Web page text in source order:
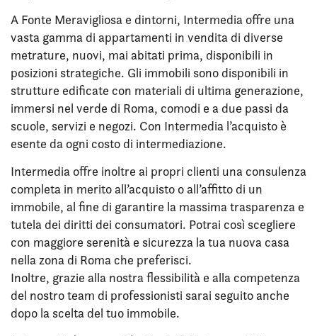
A Fonte Meravigliosa e dintorni, Intermedia offre una
vasta gamma di appartamenti in vendita di diverse
metrature, nuovi, mai abitati prima, disponibili in
posizioni strategiche. Gli immobili sono disponibili in
strutture edificate con materiali di ultima generazione,
immersi nel verde di Roma, comodi e a due passi da
scuole, servizi e negozi. Con Intermedia l’acquisto è
esente da ogni costo di intermediazione.
Intermedia offre inoltre ai propri clienti una consulenza
completa in merito all’acquisto o all’affitto di un
immobile, al fine di garantire la massima trasparenza e
tutela dei diritti dei consumatori. Potrai così scegliere
con maggiore serenità e sicurezza la tua nuova casa
nella zona di Roma che preferisci.
Inoltre, grazie alla nostra flessibilità e alla competenza
del nostro team di professionisti sarai seguito anche
dopo la scelta del tuo immobile.